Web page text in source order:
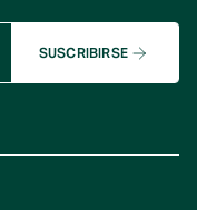
SUSCRIBIRSE